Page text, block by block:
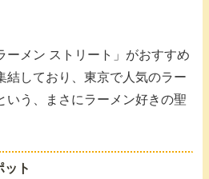
ーメン ストリート」がおすすめ
結しており、東京で人気のラー
いう、まさにラーメン好きの聖
ット